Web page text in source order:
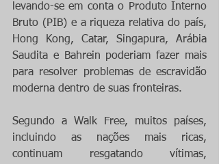
levando-se em conta o Produto Interno
Bruto (PIB) e a riqueza relativa do país,
Hong Kong, Catar, Singapura, Arábia
Saudita e Bahrein poderiam fazer mais
para resolver problemas de escravidão
moderna dentro de suas fronteiras.
Segundo a Walk Free, muitos países,
incluindo as nações mais ricas,
continuam resgatando vítimas,